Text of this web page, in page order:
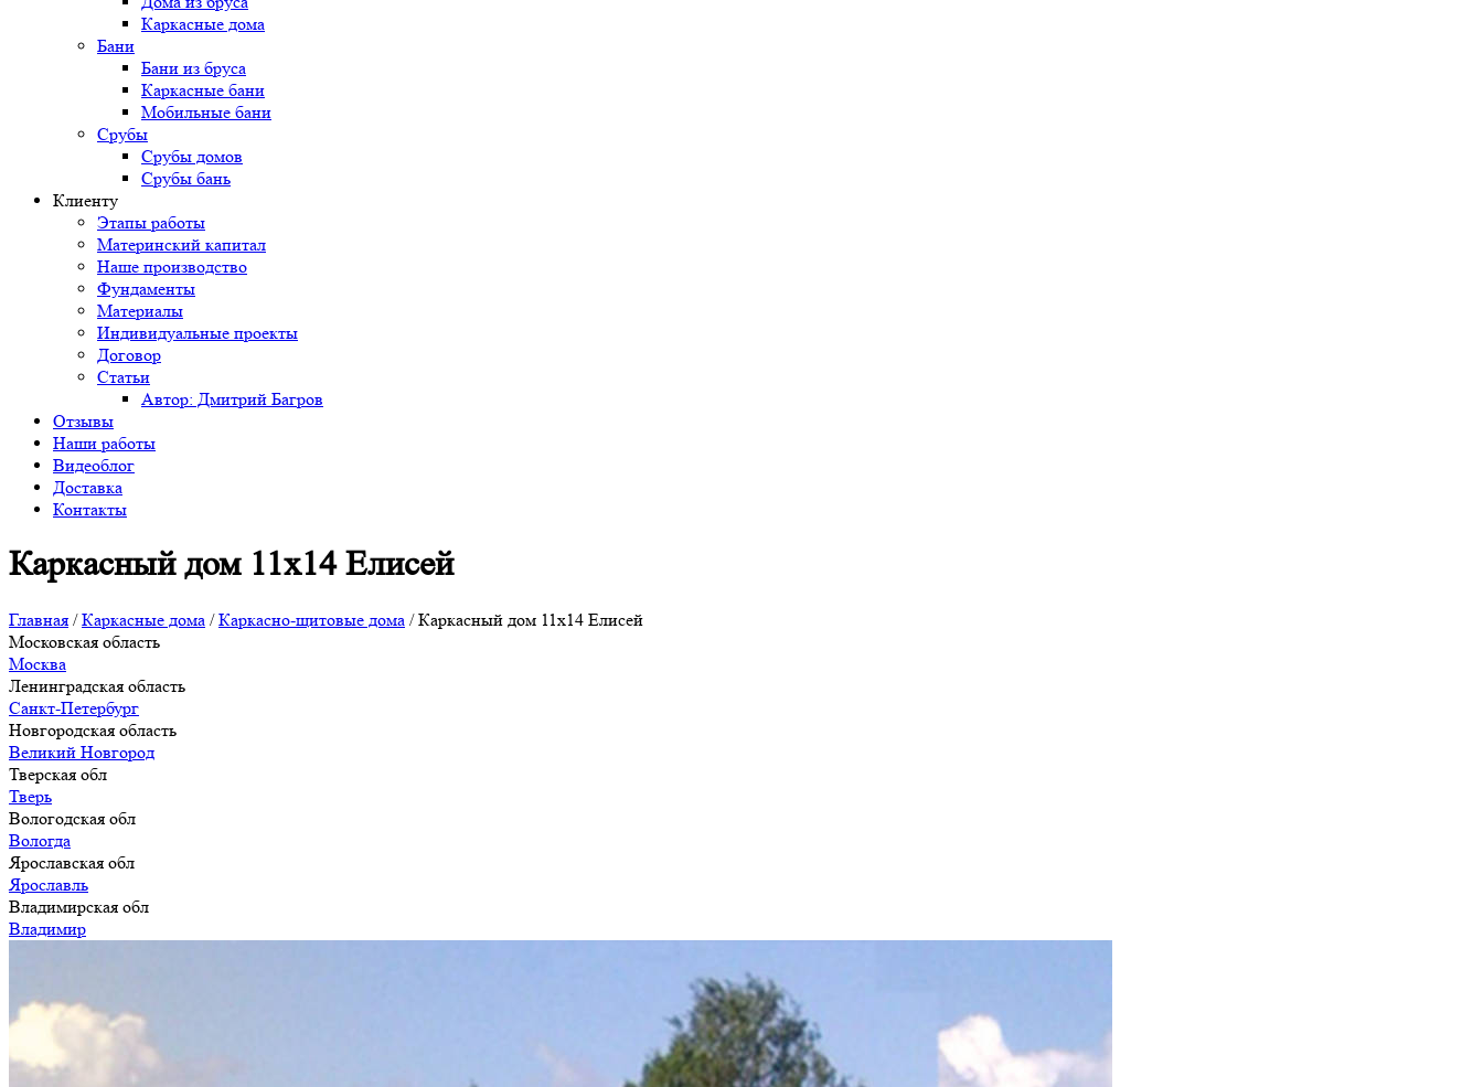
Каркасные дома
Бани
Бани из бруса
Каркасные бани
Мобильные бани
Срубы
Срубы домов
Срубы бань
Клиенту
Этапы работы
Материнский капитал
Наше производство
Фундаменты
Материалы
Индивидуальные проекты
Договор
Статьи
Автор: Дмитрий Багров
Отзывы
Наши работы
Видеоблог
Доставка
Контакты
Каркасный дом 11х14 Елисей
Главная /Каркасные дома /Каркасно-щитовые дома /Каркасный дом 11х14 Елисей
Московская область
Москва
Ленинградская область
Санкт-Петербург
Новгородская область
Великий Новгород
Тверская обл
Тверь
Вологодская обл
Вологда
Ярославская обл
Ярославль
Владимирская обл
Владимир